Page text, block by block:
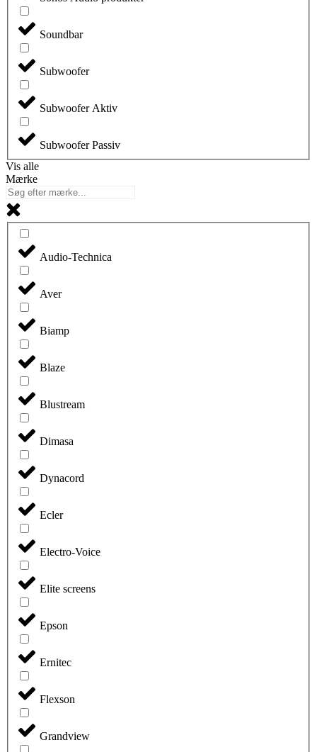
Soundbar
Subwoofer
Subwoofer Aktiv
Subwoofer Passiv
Vis alle
Mærke
Audio-Technica
Aver
Biamp
Blaze
Blustream
Dimasa
Dynacord
Ecler
Electro-Voice
Elite screens
Epson
Ernitec
Flexson
Grandview